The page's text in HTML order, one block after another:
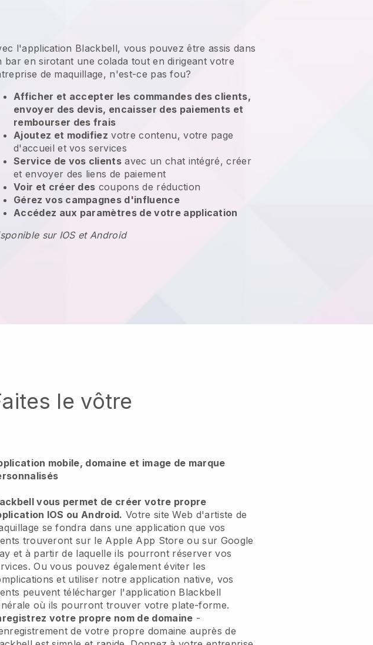
l'application Blackbell, vous pouvez être assis dans
bar en sirotant une colada tout en dirigeant votre
de maquillage, n'est-ce pas fou?
Afficher et accepter les commandes des clients,
envoyer des devis, encaisser des paiements et
rembourser des frais
Ajoutez et modifiez votre contenu, votre page
d'accueil et vos services
Service de vos clients avec un chat intégré, créer
et envoyer des liens de paiement
Voir et créer des coupons de réduction
Gérez vos campagnes d'influence
Accédez aux paramètres de votre application
sur IOS et Android
le vôtre
mobile, domaine et image de marque
vous permet de créer votre propre
IOS ou Android. Votre site Web d'artiste de
se fondra dans une application que vos
trouveront sur le Apple App Store ou sur Google
et à partir de laquelle ils pourront réserver vos
Ou vous pouvez également éviter les
et utiliser notre application native, vos
peuvent télécharger l'application Blackbell
où ils pourront trouver votre plate-forme.
votre propre nom de domaine -
de votre propre domaine auprès de